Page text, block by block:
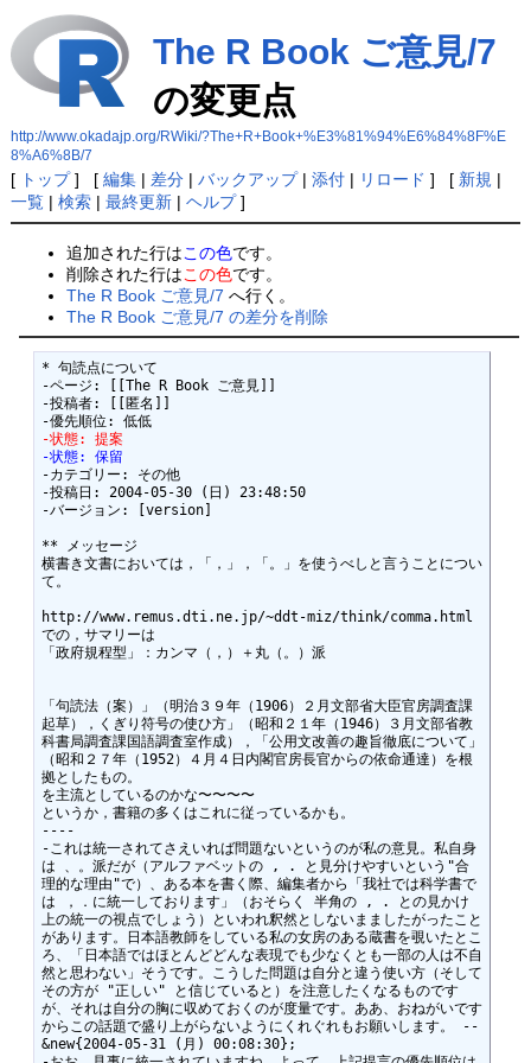
The R Book ご意見/7
の変更点
http://www.okadajp.org/RWiki/?The+R+Book+%E3%81%94%E6%84%8F%E
8%A6%8B/7
[ トップ] [ 編集| 差分| バックアップ| 添付| リロード ] [ 新規 |
一覧| 検索| 最終更新| ヘルプ]
追加された行はこの色です。
削除された行はこの色です。
The R Book ご意見/7 へ行く。
The R Book ご意見/7 の差分を削除
* 句読点について
-ページ: [[The R Book ご意見]]
-投稿者: [[匿名]]
-優先順位: 低低
-状態: 提案
-状態: 保留
-カテゴリー: その他
-投稿日: 2004-05-30 (日) 23:48:50
-バージョン: [version]
** メッセージ
横書き文書においては，「，」，「。」を使うべしと言うことについ
て。
http://www.remus.dti.ne.jp/~ddt-miz/think/comma.html
での，サマリーは
「政府規程型」：カンマ（，）＋丸（。）派
「句読法（案）」（明治３９年（1906）２月文部省大臣官房調査課
起草），くぎり符号の使ひ方」（昭和２１年（1946）３月文部省教
科書局調査課国語調査室作成），「公用文改善の趣旨徹底について」
（昭和２７年（1952）４月４日内閣官房長官からの依命通達）を根
拠としたもの。
を主流としているのかな〜〜〜〜
というか，書籍の多くはこれに従っているかも。
----
-これは統一されてさえいれば問題ないというのが私の意見。私自身
は 、。派だが（アルファベットの , . と見分けやすいという"合
理的な理由"で）、ある本を書く際、編集者から「我社では科学書で
は ，．に統一しております」（おそらく 半角の , . との見かけ
上の統一の視点でしょう）といわれ釈然としないまましたがったこと
があります。日本語教師をしている私の女房のある蔵書を覗いたとこ
ろ、「日本語ではほとんどどんな表現でも少なくとも一部の人は不自
然と思わない」そうです。こうした問題は自分と違う使い方（そして
その方が "正しい" と信じていると）を注意したくなるものです
が、それは自分の胸に収めておくのが度量です。ああ、おねがいです
からこの話題で盛り上がらないようにくれぐれもお願いします。 --
&new{2004-05-31 (月) 00:08:30};